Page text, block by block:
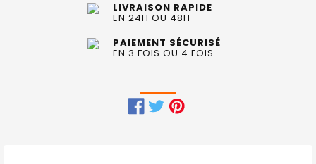
LIVRAISON RAPIDE
EN 24H OU 48H
PAIEMENT SÉCURISÉ
EN 3 FOIS OU 4 FOIS